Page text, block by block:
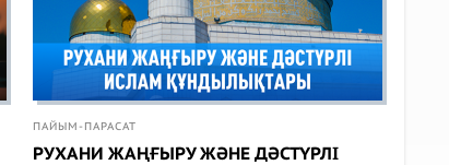
ПАЙЫМ-ПАРАСАТ
РУХАНИ ЖАҢҒЫРУ ЖӘНЕ ДӘСТҮРЛІ